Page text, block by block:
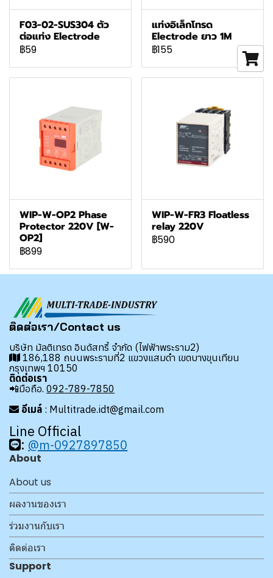
F03-02-SUS304 ตัว
ต่อแท่ง Electrode
฿59
แท่งอิเล็กโทรด
Electrode ยาว 1M
฿155
WIP-W-OP2 Phase
Protector 220V [W-
OP2]
฿899
WIP-W-FR3 Floatless
relay 220V
฿590
ติดต่อเรา/Contact us
บริษัท มัลติเทรด อินดัสทรี้ จำกัด (ไฟฟ้าพระราม2)
186,188 ถนนพระรามที่2 แขวงแสมดำ เขตบางขุนเทียน
กรุงเทพฯ 10150
ติดต่อเรา
📲มือถือ. 092-789-7850
อีเมล์ : Multitrade.idt@gmail.com
Line Official
: @m-0927897850
About
About us
ผลงานของเรา
ร่วมงานกับเรา
ติดต่อเรา
Support